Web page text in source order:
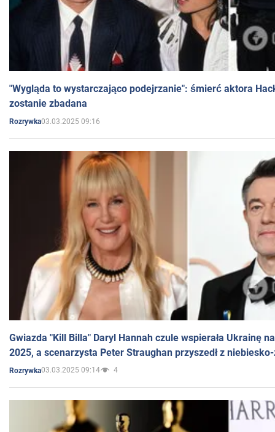
"Wygląda to wystarczająco podejrzanie": śmierć aktora
zostanie zbadana
Rozrywka03.03.2025 09:16
Gwiazda "Kill Billa" Daryl Hannah czule wspierała Ukrainę
2025, a scenarzysta Peter Straughan przyszedł z
Rozrywka03.03.2025 09:14 4